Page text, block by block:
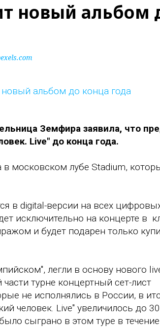
новый альбом
Земфира заявила, что
Live" до конца года.
в московском лубе Stadium,
в digital-версии на всех
исключительно на концерте в
и будет подарен только
легли в основу нового
турне концертный сет-лист
не исполнялись в России, в
человек. Live" увеличилось до
сыграно в этом туре в течение